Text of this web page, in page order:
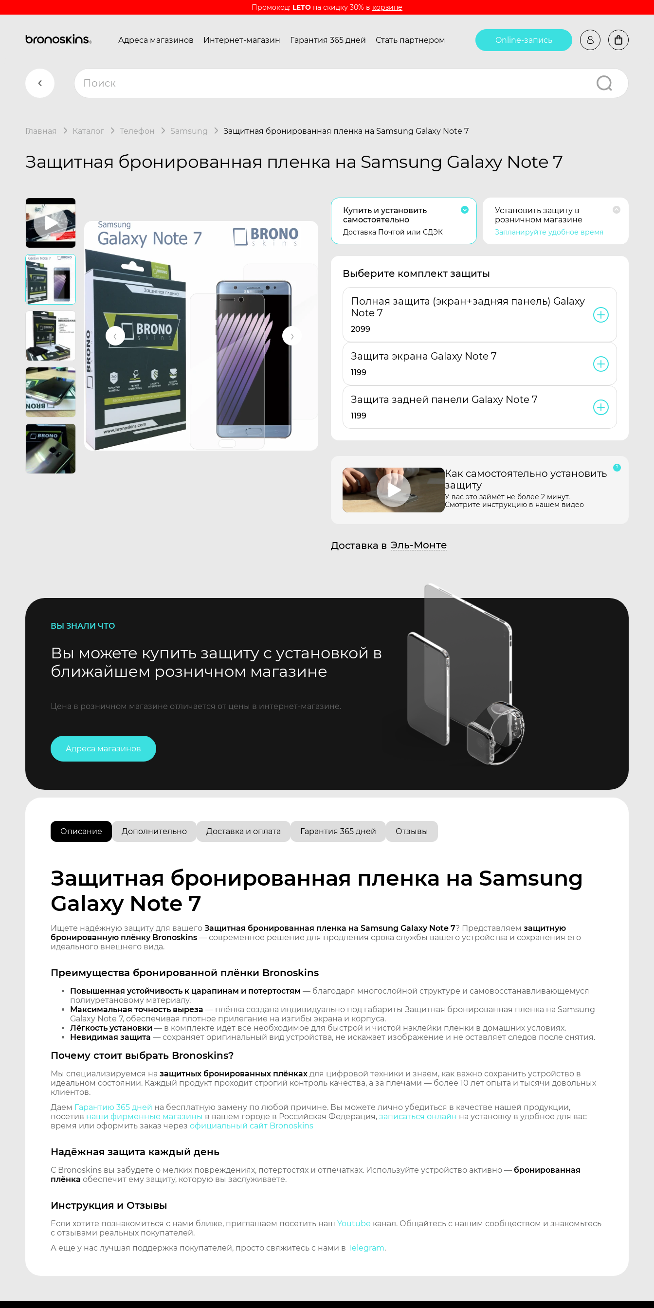
Промокод: LETO на скидку 30% в корзине
Адреса магазинов Интернет-магазин Гарантия 365 дней Стать партнером Online-запись
Главная Каталог Телефон Samsung Защитная бронированная пленка на Samsung Galaxy Note 7
Защитная бронированная пленка на Samsung Galaxy Note 7
Купить и установить
самостоятельно
Доставка Почтой или СДЭК
Установить защиту в
розничном магазине
Запланируйте удобное время
Выберите комплект защиты
Полная защита (экран+задняя панель) Galaxy
Note 7
2099
Защита экрана Galaxy Note 7
1199
Защита задней панели Galaxy Note 7
1199
Как самостоятельно установить
защиту
У вас это займёт не более 2 минут.
Смотрите инструкцию в нашем видео
Доставка в Эль-Монте
ВЫ ЗНАЛИ ЧТО
Вы можете купить защиту с установкой в
ближайшем розничном магазине
Цена в розничном магазине отличается от цены в интернет-магазине.
Адреса магазинов
Описание Дополнительно Доставка и оплата Гарантия 365 дней Отзывы
Защитная бронированная пленка на Samsung
Galaxy Note 7
Ищете надёжную защиту для вашего Защитная бронированная пленка на Samsung Galaxy Note 7? Представляем защитную
бронированную плёнку Bronoskins — современное решение для продления срока службы вашего устройства и сохранения его
идеального внешнего вида.
Преимущества бронированной плёнки Bronoskins
Повышенная устойчивость к царапинам и потертостям — благодаря многослойной структуре и самовосстанавливающемуся
полиуретановому материалу.
Максимальная точность выреза — плёнка создана индивидуально под габариты Защитная бронированная пленка на Samsung
Galaxy Note 7, обеспечивая плотное прилегание на изгибы экрана и корпуса.
Лёгкость установки — в комплекте идёт всё необходимое для быстрой и чистой наклейки плёнки в домашних условиях.
Невидимая защита — сохраняет оригинальный вид устройства, не искажает изображение и не оставляет следов после снятия.
Почему стоит выбрать Bronoskins?
Мы специализируемся на защитных бронированных плёнках для цифровой техники и знаем, как важно сохранить устройство в
идеальном состоянии. Каждый продукт проходит строгий контроль качества, а за плечами — более 10 лет опыта и тысячи довольных
клиентов.
Даем Гарантию 365 дней на бесплатную замену по любой причине. Вы можете лично убедиться в качестве нашей продукции,
посетив наши фирменные магазины в вашем городе в Российская Федерация, записаться онлайн на установку в удобное для вас
время или оформить заказ через официальный сайт Bronoskins
Надёжная защита каждый день
С Bronoskins вы забудете о мелких повреждениях, потертостях и отпечатках. Используйте устройство активно — бронированная
плёнка обеспечит ему защиту, которую вы заслуживаете.
Инструкция и Отзывы
Если хотите познакомиться с нами ближе, приглашаем посетить наш Youtube канал. Общайтесь с нашим сообществом и знакомьтесь
с отзывами реальных покупателей.
А еще у нас лучшая поддержка покупателей, просто свяжитесь с нами в Telegram.